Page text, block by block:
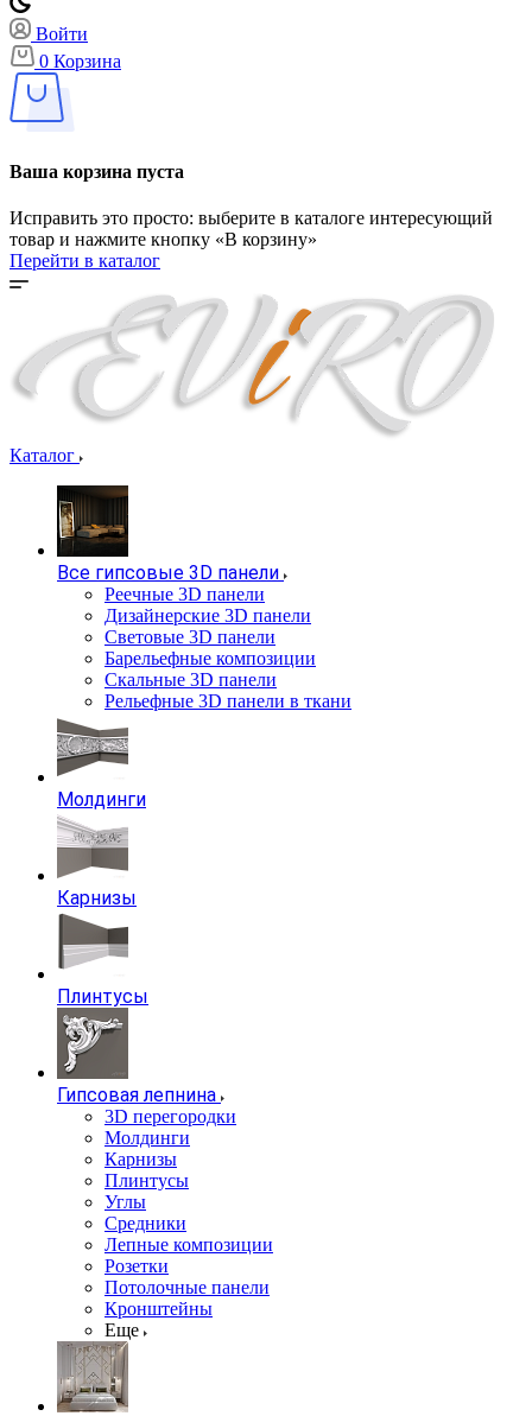
Войти
0 Корзина
Ваша корзина пуста
Исправить это просто: выберите в каталоге интересующий
товар и нажмите кнопку «В корзину»
Перейти в каталог
Каталог
Все гипсовые 3D панели
Реечные 3D панели
Дизайнерские 3D панели
Световые 3D панели
Барельефные композиции
Скальные 3D панели
Рельефные 3D панели в ткани
Молдинги
Карнизы
Плинтусы
Гипсовая лепнина
3D перегородки
Молдинги
Карнизы
Плинтусы
Углы
Средники
Лепные композиции
Розетки
Потолочные панели
Кронштейны
Еще